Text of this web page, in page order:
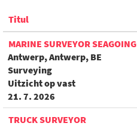
Titul
MARINE SURVEYOR SEAGOING
Antwerp, Antwerp, BE
Surveying
Uitzicht op vast
21. 7. 2026
TRUCK SURVEYOR